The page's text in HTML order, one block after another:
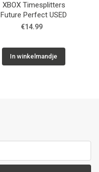
XBOX Timesplitters
Future Perfect USED
€14.99
In winkelmandje